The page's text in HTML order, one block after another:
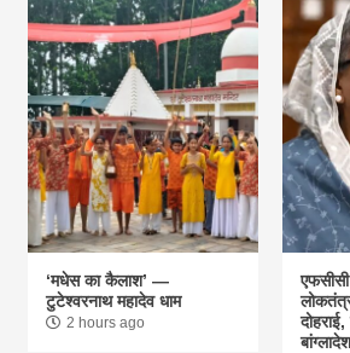
‘मधेस का कैलाश’ —
टुटेश्वरनाथ महादेव धाम
2 hours ago